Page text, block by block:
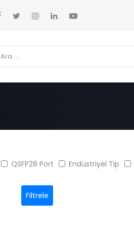
QSFP28 Port Endüstriyel Tip
Filtrele